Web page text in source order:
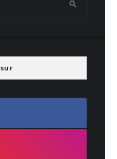
champs obligatoires sont indiqués